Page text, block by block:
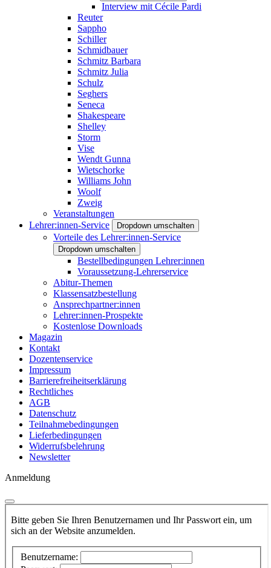
Interview mit Cécile Pardi
Reuter
Sappho
Schiller
Schmidbauer
Schmitz Barbara
Schmitz Julia
Schulz
Seghers
Seneca
Shakespeare
Shelley
Storm
Vise
Wendt Gunna
Wietschorke
Williams John
Woolf
Zweig
Veranstaltungen
Lehrer:innen-Service
Dropdown umschalten
Vorteile des Lehrer:innen-Service
Dropdown umschalten
Bestellbedingungen Lehrer:innen
Voraussetzung-Lehrerservice
Abitur-Themen
Klassensatzbestellung
Ansprechpartner:innen
Lehrer:innen-Prospekte
Kostenlose Downloads
Magazin
Kontakt
Dozentenservice
Impressum
Barrierefreiheitserklärung
Rechtliches
AGB
Datenschutz
Teilnahmebedingungen
Lieferbedingungen
Widerrufsbelehrung
Newsletter
Anmeldung